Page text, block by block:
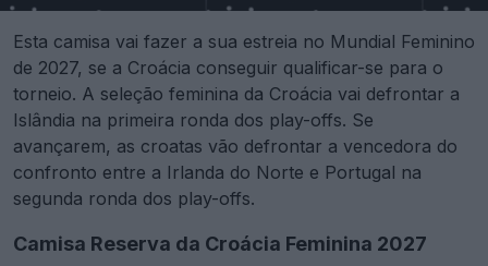
Esta camisa vai fazer a sua estreia no Mundial Feminino
de 2027, se a Croácia conseguir qualificar-se para o
torneio. A seleção feminina da Croácia vai defrontar a
Islândia na primeira ronda dos play-offs. Se
avançarem, as croatas vão defrontar a vencedora do
confronto entre a Irlanda do Norte e Portugal na
segunda ronda dos play-offs.
Camisa Reserva da Croácia Feminina 2027